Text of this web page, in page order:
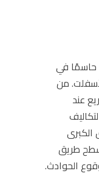
حاسمًا في
من
عند
الكبرى
طريق
الحوادث.